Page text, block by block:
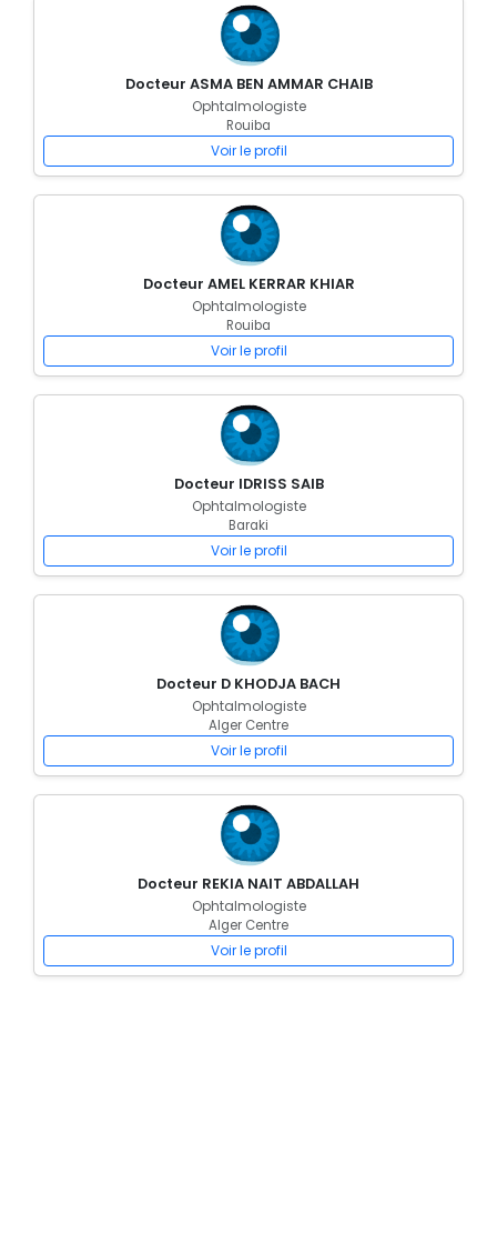
Docteur ASMA BEN AMMAR CHAIB
Ophtalmologiste
Rouiba
Voir le profil
Docteur AMEL KERRAR KHIAR
Ophtalmologiste
Rouiba
Voir le profil
Docteur IDRISS SAIB
Ophtalmologiste
Baraki
Voir le profil
Docteur D KHODJA BACH
Ophtalmologiste
Alger Centre
Voir le profil
Docteur REKIA NAIT ABDALLAH
Ophtalmologiste
Alger Centre
Voir le profil